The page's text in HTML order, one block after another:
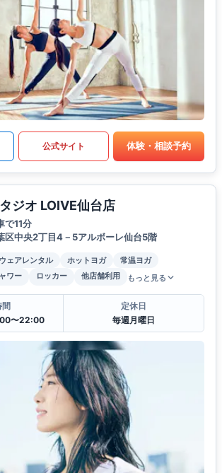
公式サイト 体験・相談予約
ジオ LOIVE仙台店
で11分
区中央2丁目4－5アルボーレ仙台5階
ウェアレンタル ホットヨガ
常温ヨガ
ワー ロッカー 他店舗利用 もっと見る
〜22:00
定休日
毎週月曜日